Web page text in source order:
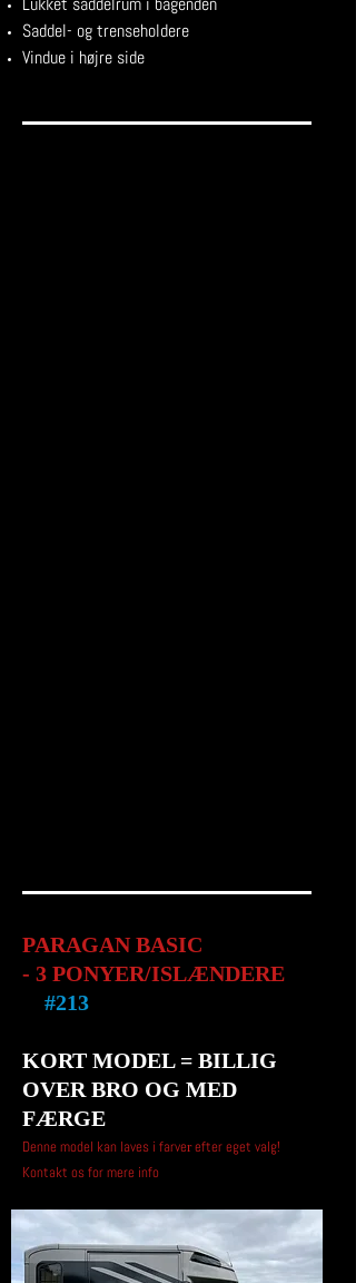
Saddel- og trenseholdere
Vindue i højre side
PARAGAN BASIC
- 3 PONYER/ISLÆNDERE
#213
KORT MODEL = BILLIG
OVER BRO OG MED
FÆRGE
Denne model kan laves i farver efter eget valg!
Kontakt os for mere info